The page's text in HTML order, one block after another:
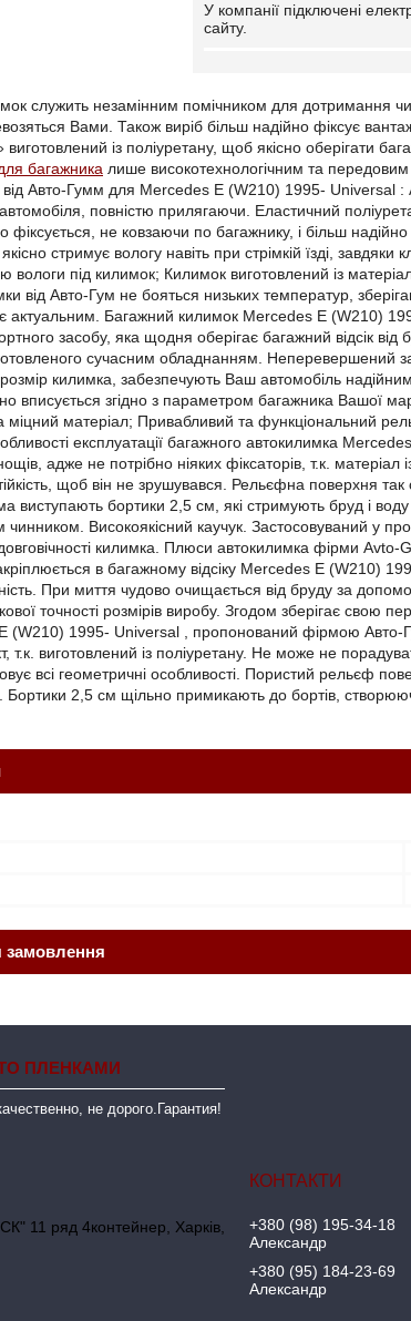
У компанії підключені
сайту.
служить незамінним помічником для дотримання
Вами. Також виріб більш надійно фіксує
із поліуретану, щоб якісно оберігати
багажника лише високотехнологічним та
Авто-Гумм для Mercedes E (W210) 1995- Universal :
повністю прилягаючи. Еластичний
фіксується, не ковзаючи по багажнику, і більш
стримує вологу навіть при стрімкій їзді,
вологи під килимок; Килимок виготовлений із
від Авто-Гум не бояться низьких температур,
є актуальним. Багажний килимок Mercedes E (W210)
засобу, яка щодня оберігає багажний відсік
сучасним обладнанням. Неперевершений
розмір килимка, забезпечують Ваш автомобіль
вписується згідно з параметром багажника Вашої
міцний матеріал; Привабливий та функціональний
експлуатації багажного автокилимка
адже не потрібно ніяких фіксаторів, т.к.
щоб він не зрушувався. Рельєфна поверхня
виступають бортики 2,5 см, які стримують бруд і
Високоякісний каучук. Застосовуваний у
килимка. Плюси автокилимка фірми Avto-
в багажному відсіку Mercedes E (W210)
При миття чудово очищається від бруду за
точності розмірів виробу. Згодом зберігає
1995- Universal , пропонований фірмою Авто-
т.к. виготовлений із поліуретану. Не може не
всі геометричні особливості. Пористий рельєф
Бортики 2,5 см щільно примикають до бортів,
замовлення
ПЛЕНКАМИ
не дорого.Гарантия!
11 ряд 4контейнер, Харків,
+380 (98) 195-34-18
Александр
+380 (95) 184-23-69
Александр